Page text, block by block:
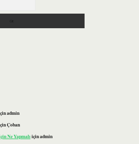
admin
Çoban
Ne Yapmalı içinadmin